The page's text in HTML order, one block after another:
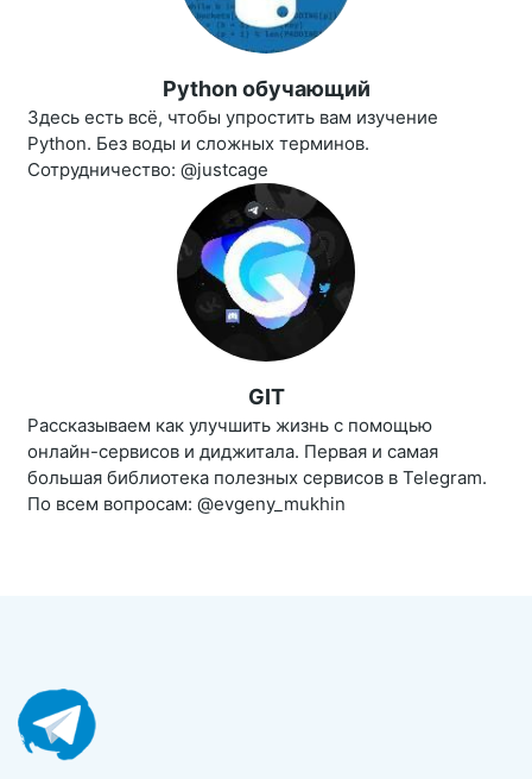
Python обучающий
Здесь есть всё, чтобы упростить вам изучение
Python. Без воды и сложных терминов.
Сотрудничество: @justcage
GIT
Рассказываем как улучшить жизнь с помощью
онлайн-сервисов и диджитала. Первая и самая
большая библиотека полезных сервисов в Telegram.
По всем вопросам: @evgeny_mukhin